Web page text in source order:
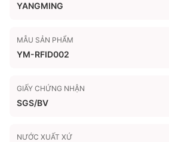
YANGMING
MẪU SẢN PHẨM
YM-RFID002
GIẤY CHỨNG NHẬN
SGS/BV
NƯỚC XUẤT XỨ